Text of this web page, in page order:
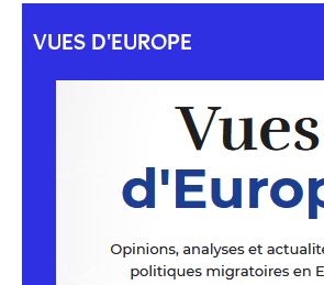
VUES D'EUROPE